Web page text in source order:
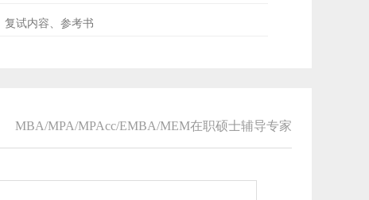
复试内容、参考书
MBA/MPA/MPAcc/EMBA/MEM在职硕士辅导专家